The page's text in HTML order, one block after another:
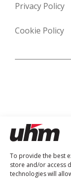
To provide the best
store and/or access
technologies will
Privacy Policy
Cookie Policy